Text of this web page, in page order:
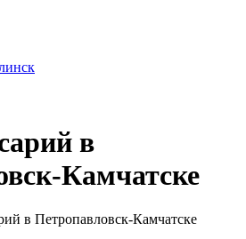
в
Камчатске
в Петропавловск-Камчатске